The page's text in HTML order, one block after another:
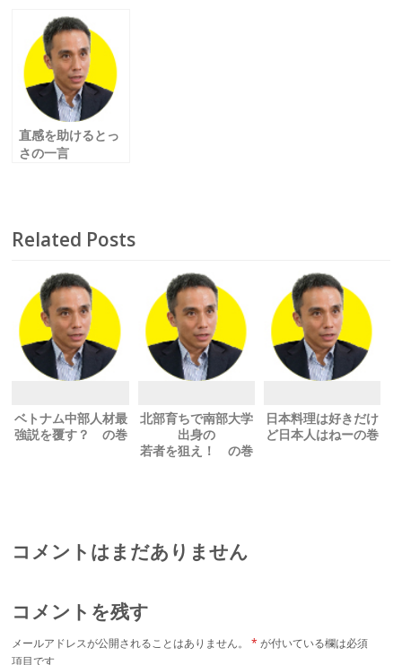
直感を助けるとっ
さの一言
Related Posts
ベトナム中部人材最
強説を覆す？ の巻
北部育ちで南部大学
出身の
若者を狙え！ の巻
日本料理は好きだけ
ど日本人はねーの巻
コメントはまだありません
コメントを残す
メールアドレスが公開されることはありません。 * が付いている欄は必須
項目です